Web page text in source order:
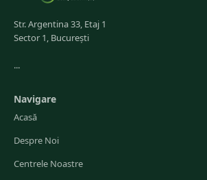
Str. Argentina 33, Etaj 1
Sector 1, București
...
Navigare
Acasă
Despre Noi
Centrele Noastre